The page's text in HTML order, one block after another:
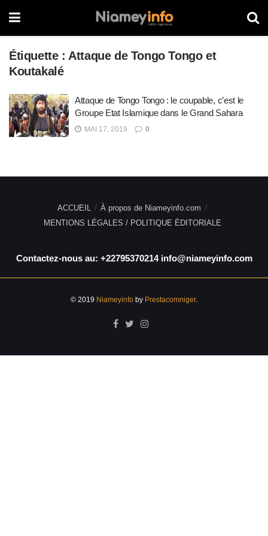
Étiquette : Attaque de Tongo Tongo et
Koutakalé
Attaque de Tongo Tongo : le coupable, c’est le
Groupe Etat Islamique dans le Grand Sahara
MAI 17, 2019 0
ACCUEIL
À propos de Niameyinfo.com
MENTIONS LÉGALES / POLITIQUE ÉDITORIALE
Contactez-nous au: +22795370214 info@niameyinfo.com
© 2019 Niameyinfo by Prestacomniger.